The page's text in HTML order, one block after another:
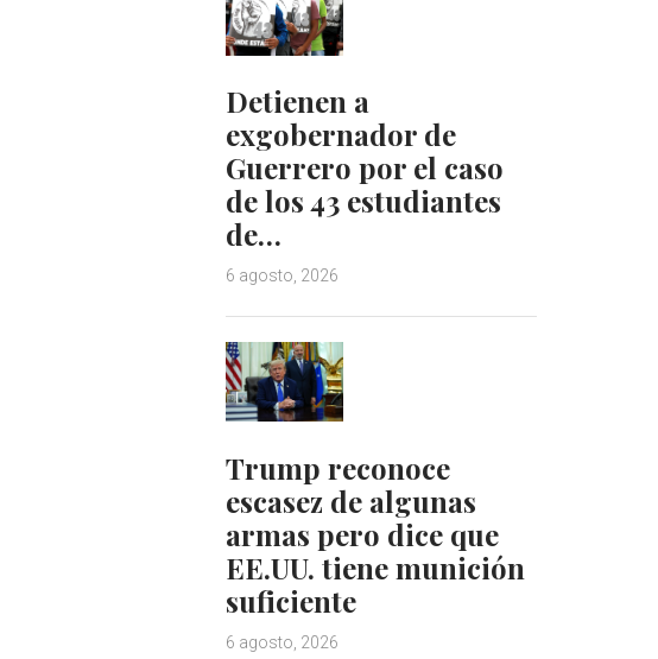
Detienen a
exgobernador de
Guerrero por el caso
de los 43 estudiantes
de…
6 agosto, 2026
Trump reconoce
escasez de algunas
armas pero dice que
EE.UU. tiene munición
suficiente
6 agosto, 2026